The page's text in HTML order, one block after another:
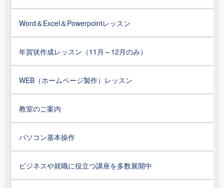
Word＆Excel＆Powerpointレッスン
年賀状作成レッスン（11月～12月のみ）
WEB（ホームページ製作）レッスン
教室のご案内
パソコン基本操作
ビジネスや就職に役立つ講座を多数展開中